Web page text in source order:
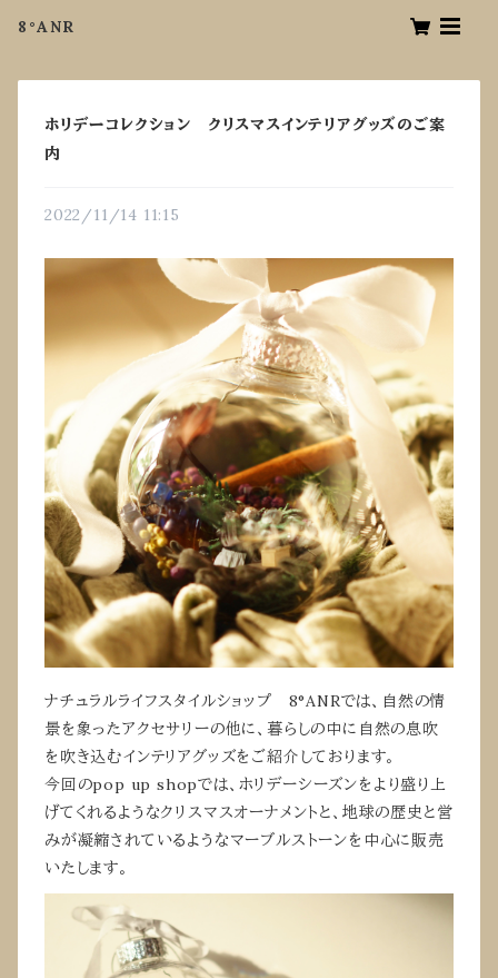
8°ANR
ホリデーコレクション クリスマスインテリアグッズのご案
内
2022/11/14 11:15
ナチュラルライフスタイルショップ 8°ANRでは、自然の情
景を象ったアクセサリーの他に、暮らしの中に自然の息吹
を吹き込むインテリアグッズをご紹介しております。
今回のpop up shopでは、ホリデーシーズンをより盛り上
げてくれるようなクリスマスオーナメントと、地球の歴史と営
みが凝縮されているようなマーブルストーンを中心に販売
いたします。